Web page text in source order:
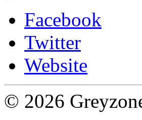
Facebook
Twitter
Website
© 2026